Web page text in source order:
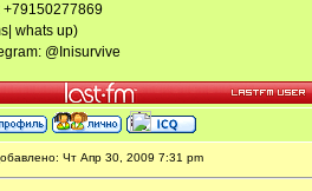
+79150277869
whats up)
@Inisurvive
Чт Апр 30, 2009 7:31 pm